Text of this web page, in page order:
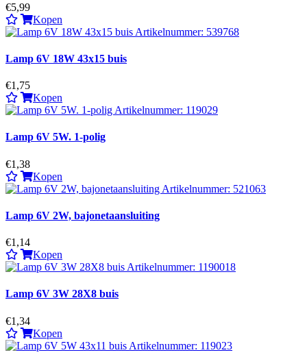
€5,99
Kopen
Lamp 6V 18W 43x15 buis
€1,75
Kopen
Lamp 6V 5W. 1-polig
€1,38
Kopen
Lamp 6V 2W, bajonetaansluiting
€1,14
Kopen
Lamp 6V 3W 28X8 buis
€1,34
Kopen